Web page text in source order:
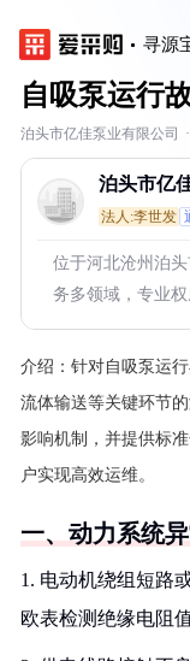
寻源
自吸泵运行
泊头市亿佳泵业有限公司 ·
泊头市亿
法人:李世发
位于河北沧州泊
务多领域，专业权
介绍： 针对自吸泵运
流体输送等关键环节
影响机制，并提供标
户实现高效运维。
一、动力系统
1. 电动机绕组短路
欧表检测绝缘电阻